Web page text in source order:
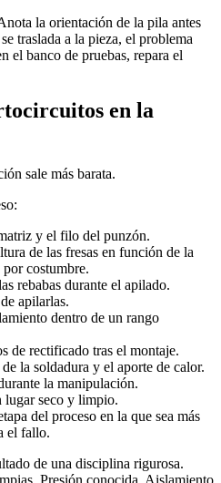
la orientación de la pila antes
traslada a la pieza, el problema
el banco de pruebas, repara el
en la
sale más barata.
y el filo del punzón.
de las fresas en función de la
costumbre.
rebabas durante el apilado.
apilarlas.
dentro de un rango
de rectificado tras el montaje.
la soldadura y el aporte de calor.
la manipulación.
lugar seco y limpio.
del proceso en la que sea más
el fallo.
de una disciplina rigurosa.
Presión conocida. Aislamiento